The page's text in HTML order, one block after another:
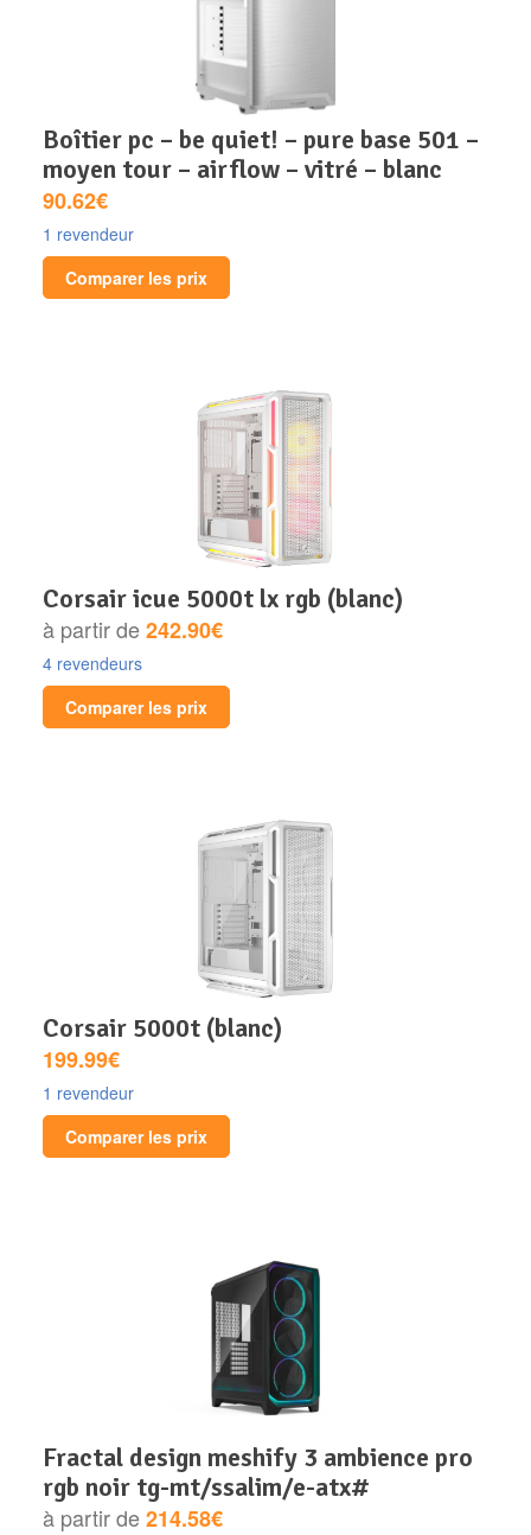
boîtier pc – be quiet! – pure base 501 –
moyen tour – airflow – vitré – blanc
90.62€
1 revendeur
Comparer les prix
corsair icue 5000t lx rgb (blanc)
à partir de242.90€
4 revendeurs
Comparer les prix
corsair 5000t (blanc)
199.99€
1 revendeur
Comparer les prix
fractal design meshify 3 ambience pro
rgb noir tg-mt/ssalim/e-atx#
à partir de214.58€